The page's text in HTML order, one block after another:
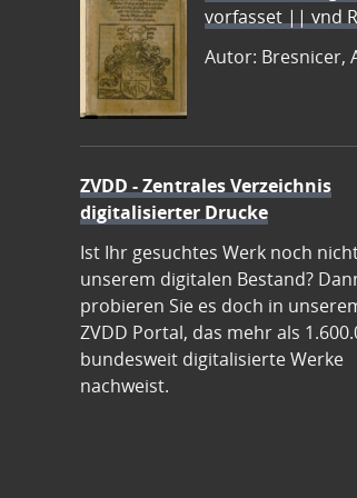
vorfasset || vnd
Autor: Bresnicer,
ZVDD - Zentrales Verzeichnis
digitalisierter Drucke
Ist Ihr gesuchtes Werk noch
unserem digitalen Bestand?
probieren Sie es doch in
ZVDD Portal, das mehr als
bundesweit digitalisierte Werke
nachweist.